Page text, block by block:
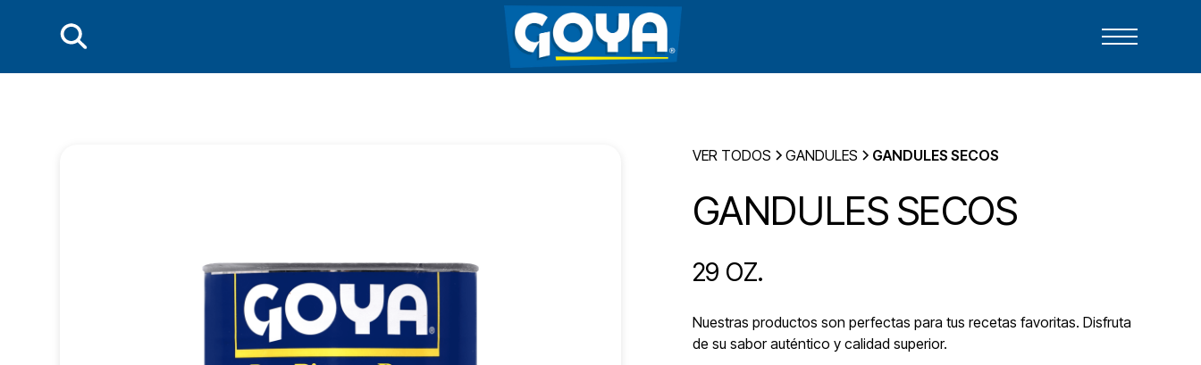
VER TODOS GANDULES GANDULES SECOS
GANDULES SECOS
29 OZ.
Nuestras productos son perfectas para tus recetas favoritas. Disfruta
de su sabor auténtico y calidad superior.